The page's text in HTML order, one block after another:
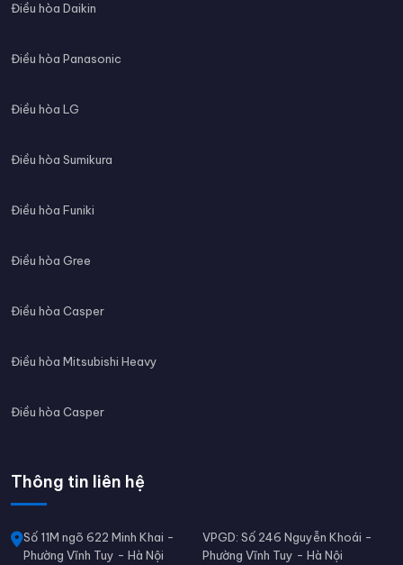
Điều hòa Daikin
Điều hòa Panasonic
Điều hòa LG
Điều hòa Sumikura
Điều hòa Funiki
Điều hòa Gree
Điều hòa Casper
Điều hòa Mitsubishi Heavy
Điều hòa Casper
Thông tin liên hệ
Số 11M ngõ 622 Minh Khai -
Phường Vĩnh Tuy - Hà Nội
VPGD: Số 246 Nguyễn Khoái -
Phường Vĩnh Tuy - Hà Nội